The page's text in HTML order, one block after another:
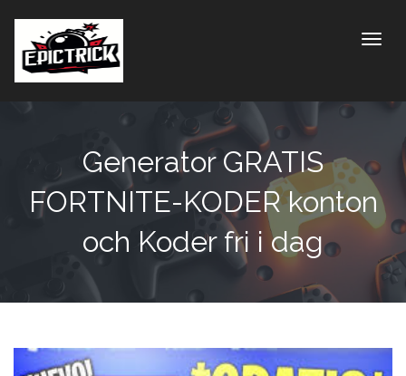
Generator GRATIS
FORTNITE-KODER konton
och Koder fri i dag